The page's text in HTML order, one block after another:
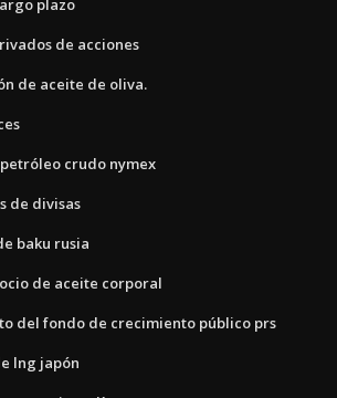
plazo
de acciones
de aceite de oliva.
crudo nymex
de divisas
baku rusia
de aceite corporal
del fondo de crecimiento público prs
lng japón